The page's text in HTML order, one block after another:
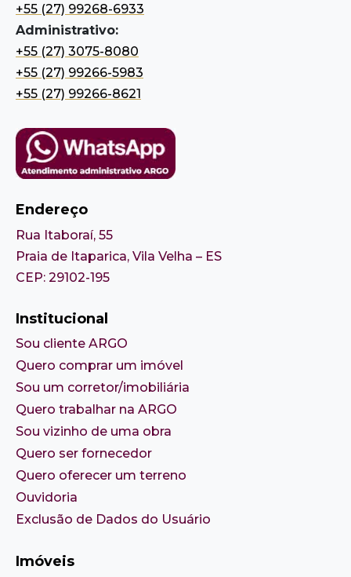
+55 (27) 99268-6933
Administrativo:
+55 (27) 3075-8080
+55 (27) 99266-5983
+55 (27) 99266-8621
Endereço
Rua Itaboraí, 55
Praia de Itaparica, Vila Velha – ES
CEP: 29102-195
Institucional
Sou cliente ARGO
Quero comprar um imóvel
Sou um corretor/imobiliária
Quero trabalhar na ARGO
Sou vizinho de uma obra
Quero ser fornecedor
Quero oferecer um terreno
Ouvidoria
Exclusão de Dados do Usuário
Imóveis